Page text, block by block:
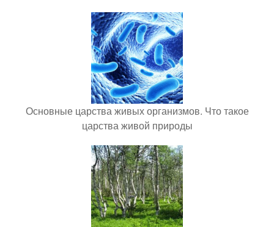
Основные царства живых организмов. Что такое
царства живой природы